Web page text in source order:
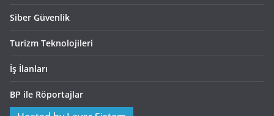
Siber Güvenlik
Turizm Teknolojileri
İş İlanları
BP ile Röportajlar